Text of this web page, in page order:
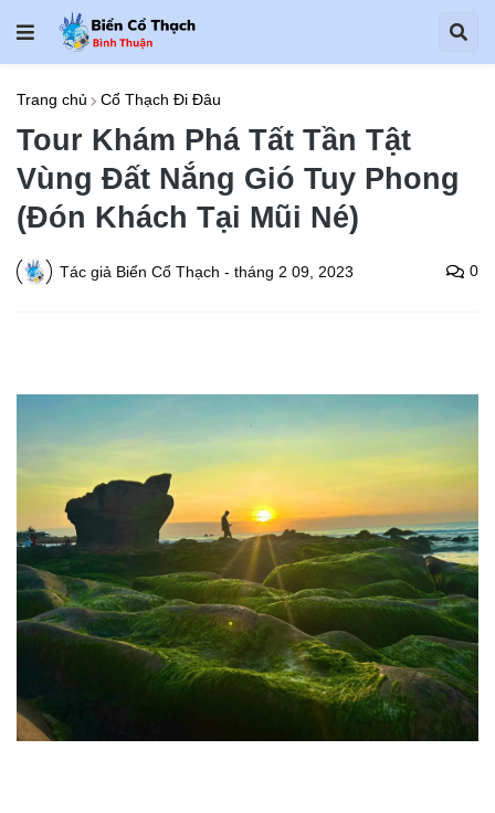
Trang chủ Cổ Thạch Đi Đâu
Tour Khám Phá Tất Tần Tật
Vùng Đất Nắng Gió Tuy Phong
(Đón Khách Tại Mũi Né)
Tác giả Biển Cổ Thạch - tháng 2 09, 2023 0